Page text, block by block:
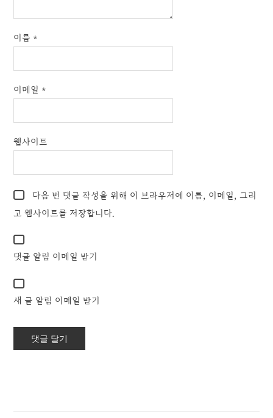
이름 *
이메일 *
웹사이트
다음 번 댓글 작성을 위해 이 브라우저에 이름, 이메일, 그리
고 웹사이트를 저장합니다.
댓글 알림 이메일 받기
새 글 알림 이메일 받기